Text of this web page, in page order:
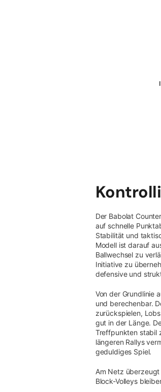
Der Babolat
auf schnelle
Stabilität und
Modell ist darauf
Ballwechsel zu
Initiative zu
defensive und
Von der Grundlinie
und berechenbar.
zurückspielen,
gut in der Länge.
Treffpunkten stabil
längeren Rallys
geduldiges Spiel.
Am Netz
Block-Volleys